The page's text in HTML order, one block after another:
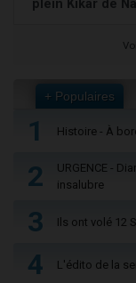
plein Kikar de
+ Populaires
1 Histoire - À
2
URGENCE -
insalubre
3 Ils ont volé 12
4 L'édito de la